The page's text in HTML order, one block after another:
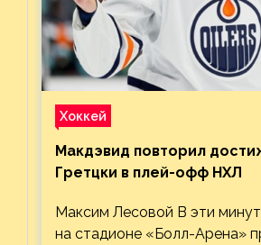
Хоккей
Макдэвид повторил
Гретцки в плей-офф НХЛ
Максим Лесовой В эти
на стадионе «Болл-Арена»